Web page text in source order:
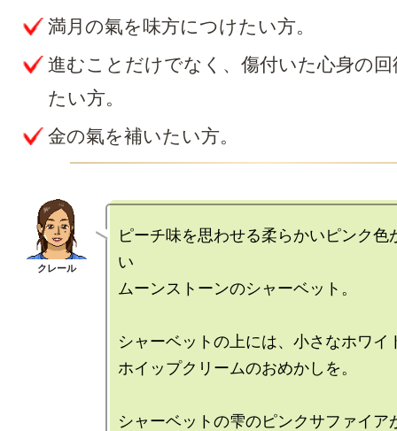
満月の氣を味方につけたい方。
進むことだけでなく、傷付いた心身の
たい方。
金の氣を補いたい方。
ピーチ味を思わせる柔らかいピンク色
い
ムーンストーンのシャーベット。
シャーベットの上には、小さなホワイ
ホイップクリームのおめかしを。
シャーベットの雫のピンクサファイア